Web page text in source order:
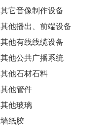
其它音像制作设备
其他播出、前端设备
其他有线线缆设备
其他公共广播系统
其他石材石料
其他管件
其他玻璃
墙纸胶